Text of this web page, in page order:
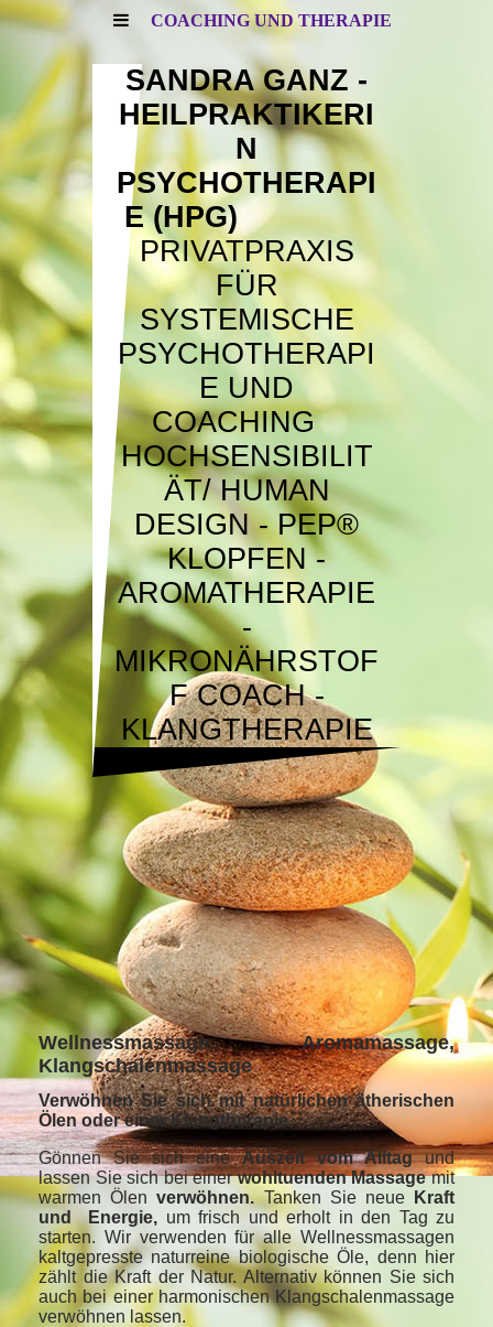
COACHING UND THERAPIE
SANDRA GANZ -
HEILPRAKTIKERI
N
PSYCHOTHERAPI
E (HPG)
PRIVATPRAXIS
FÜR
SYSTEMISCHE
PSYCHOTHERAPI
E UND
COACHING
HOCHSENSIBILIT
ÄT/HUMAN
DESIGN - PEP®
KLOPFEN -
AROMATHERAPIE
-
MIKRONÄHRSTOF
F COACH -
KLANGTHERAPIE
Wellnessmassage, Aromamassage,
Klangschalenmassage
Verwöhnen Sie sich mit natürlichen ätherischen
Ölen oder einer Klangtherapie
Gönnen Sie sich eineAuszeit vom Alltagund
lassen Sie sich bei einerwohltuenden Massagemit
warmen Ölenverwöhnen.Tanken Sie neue
Kraft
und Energie, um frisch und erholt in den Tag zu
starten. Wir verwenden für alle Wellnessmassagen
kaltgepresste naturreine biologische Öle, denn hier
zählt die Kraft der Natur. Alternativ können Sie sich
auch bei einer harmonischen Klangschalenmassage
verwöhnen lassen.